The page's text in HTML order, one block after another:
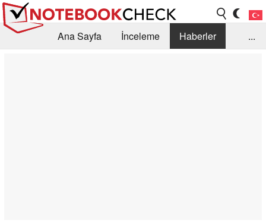
Ana Sayfa İnceleme
Haberler
...